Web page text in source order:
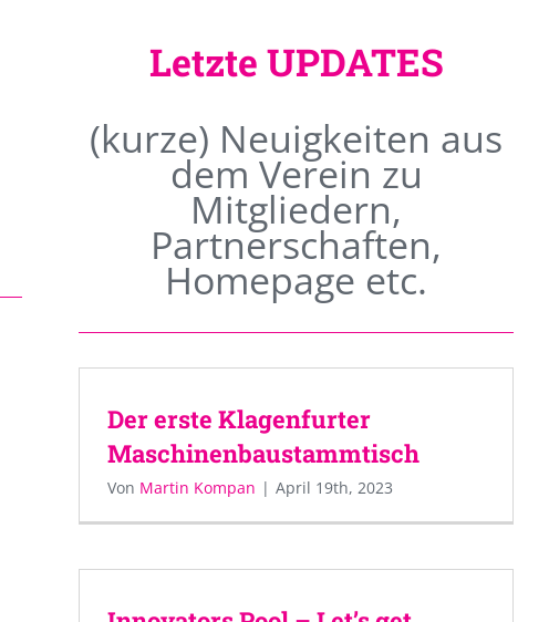
Letzte UPDATES
(kurze) Neuigkeiten aus
dem Verein zu
Mitgliedern,
Partnerschaften,
Homepage etc.
Der erste Klagenfurter
Maschinenbaustammtisch
Von Martin Kompan | April 19th, 2023